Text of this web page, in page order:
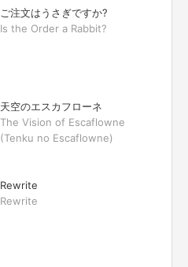
ご注文はうさぎですか?
Is the Order a Rabbit?
天空のエスカフローネ
The Vision of Escaflowne
(Tenku no Escaflowne)
Rewrite
Rewrite